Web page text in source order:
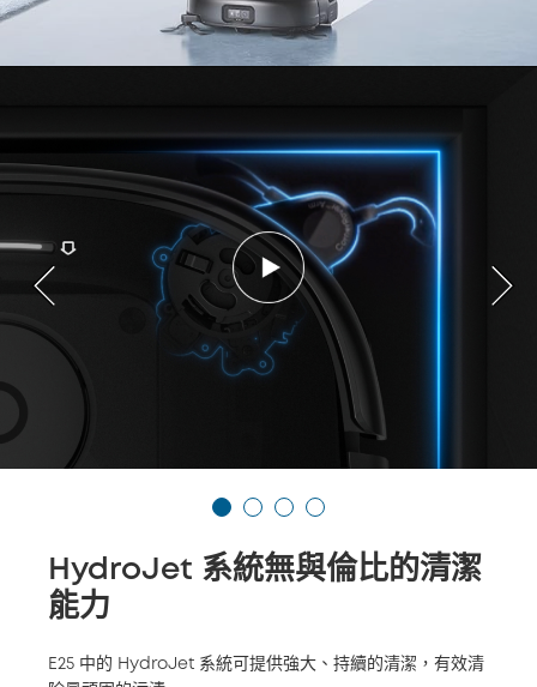
HydroJet 系統無與倫比的清潔
能力
E25 中的 HydroJet 系統可提供強大、持續的清潔，有效清